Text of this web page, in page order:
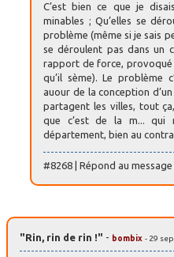
C’est bien ce que je
minables ; Qu’elles se
problème (même si je sais
se déroulent pas dans un
rapport de force, provoqué
qu’il sème). Le problème
auour de la conception
partagent les villes, tout
que c’est de la m... qui
département, bien au
#8268 | Répond au message
"Rin, rin de rin !" - bombix - 29